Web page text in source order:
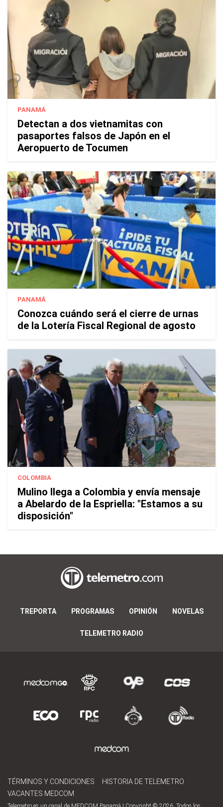
PANAMÁ
Detectan a dos vietnamitas con
pasaportes falsos de Japón en el
Aeropuerto de Tocumen
PANAMÁ
Conozca cuándo será el cierre de urnas
de la Lotería Fiscal Regional de agosto
COLOMBIA
Mulino llega a Colombia y envía mensaje
a Abelardo de la Espriella: "Estamos a su
disposición"
TREPORTA PROGRAMAS OPINIÓN NOVELAS
TELEMETRO RADIO
TÉRMINOS Y CONDICIONES
HISTORIA DE TELEMETRO
VACANTES MEDCOM